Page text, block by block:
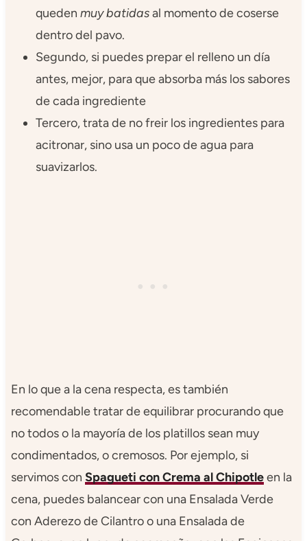
queden muy batidasal momento de coserse
dentro del pavo.
Segundo, si puedes prepar el relleno un día
antes, mejor, para que absorba más los sabores
de cada ingrediente
Tercero, trata de no freir los ingredientes para
acitronar, sino usa un poco de agua para
suavizarlos.
En lo que a la cena respecta, es también
recomendable tratar de equilibrar procurando que
no todos o la mayoría de los platillos sean muy
condimentados, o cremosos. Por ejemplo, si
servimos con Spagueti con Crema al Chipotleen la
cena, puedes balancear con una Ensalada Verde
con Aderezo de Cilantro o una Ensalada de